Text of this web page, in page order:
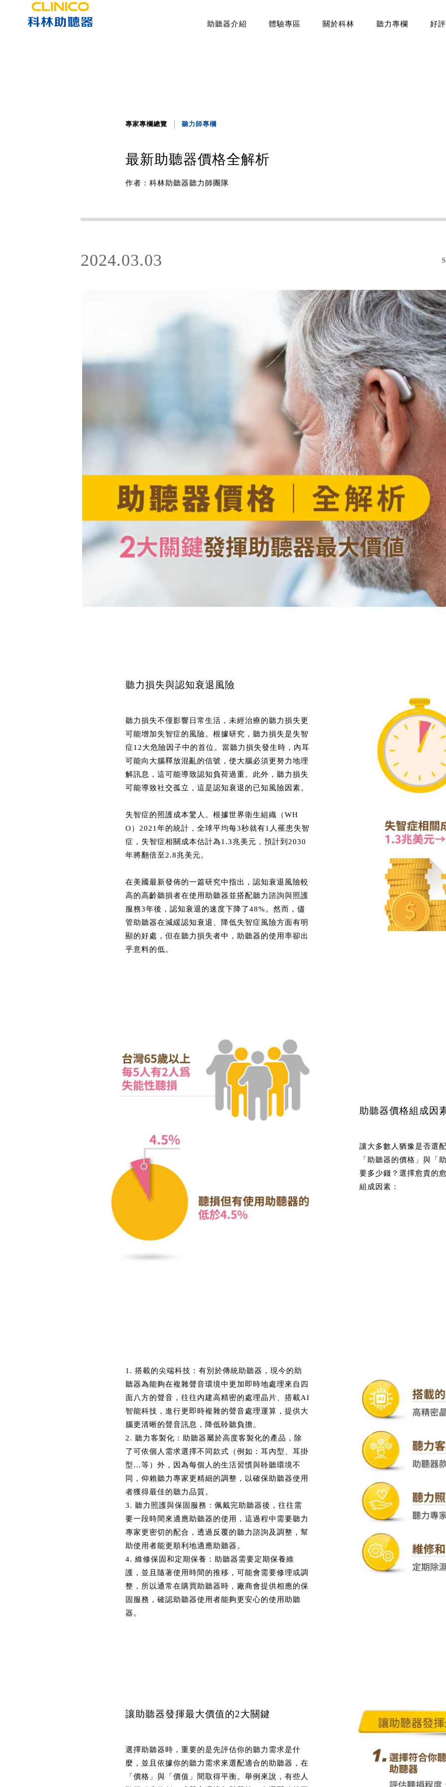
助聽器介紹 體驗專區 關於科林 聽力專欄 好
專家專欄總覽 聽力師專欄
最新助聽器價格全解析
作者：科林助聽器聽力師團隊
2024.03.03
聽力損失與認知衰退風險
聽力損失不僅影響日常生活，未經治療的聽力損失更
可能增加失智症的風險。根據研究，聽力損失是失智
症12大危險因子中的首位。當聽力損失發生時，內耳
可能向大腦釋放混亂的信號，使大腦必須更努力地理
解訊息，這可能導致認知負荷過重。此外，聽力損失
可能導致社交孤立，這是認知衰退的已知風險因素。
失智症的照護成本驚人。根據世界衛生組織（WH
O）2021年的統計，全球平均每3秒就有1人罹患失智
症，失智症相關成本估計為1.3兆美元，預計到2030
年將翻倍至2.8兆美元。
在美國最新發佈的一篇研究中指出，認知衰退風險較
高的高齡聽損者在使用助聽器並搭配聽力諮詢與照護
服務3年後，認知衰退的速度下降了48%。然而，儘
管助聽器在減緩認知衰退、降低失智症風險方面有明
顯的好處，但在聽力損失者中，助聽器的使用率卻出
乎意料的低。
助聽器價格組成因
讓大多數人猶豫是否選
「助聽器的價格」與「
要多少錢？選擇愈貴的
組成因素：
1. 搭載的尖端科技：有別於傳統助聽器，現今的助
聽器為能夠在複雜聲音環境中更加即時地處理來自四
面八方的聲音，往往內建高精密的處理晶片、搭載AI
智能科技，進行更即時複雜的聲音處理運算，提供大
腦更清晰的聲音訊息，降低聆聽負擔。
2. 聽力客製化：助聽器屬於高度客製化的產品，除
了可依個人需求選擇不同款式（例如：耳內型、耳掛
型…等）外，因為每個人的生活習慣與聆聽環境不
同，仰賴聽力專家更精細的調整，以確保助聽器使用
者獲得最佳的聽力品質。
3. 聽力照護與保固服務：佩戴完助聽器後，往往需
要一段時間來適應助聽器的使用，這過程中需要聽力
專家更密切的配合，透過反覆的聽力諮詢及調整，幫
助使用者能更順利地適應助聽器。
4. 維修保固和定期保養：助聽器需要定期保養維
護，並且隨著使用時間的推移，可能會需要修理或調
整，所以通常在購買助聽器時，廠商會提供相應的保
固服務，確認助聽器使用者能夠更安心的使用助聽
器。
讓助聽器發揮最大價值的2大關鍵
選擇助聽器時，重要的是先評估你的聽力需求是什
麼，並且依據你的聽力需求來選配適合的助聽器，在
「價格」與「價值」間取得平衡。舉例來說，有些人